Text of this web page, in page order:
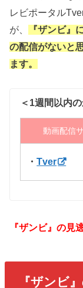
レビポータル
が、
『ザンビ』
の配信がないと
ます。
＜1週間以内
動画配信
・Tver
『ザンビ』の見
『ザンビ